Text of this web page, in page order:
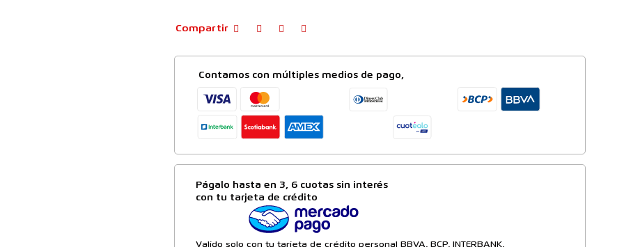
Compartir
Contamos con múltiples medios de pago,
Págalo hasta en 3, 6 cuotas sin interés
con tu tarjeta de crédito
Valido solo con tu tarjeta de crédito personal BBVA, BCP, INTERBANK,